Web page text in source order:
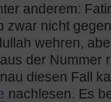
anderem:
zwar nicht
wehren,
der Nummer
diesen Fall
nachlesen. Es